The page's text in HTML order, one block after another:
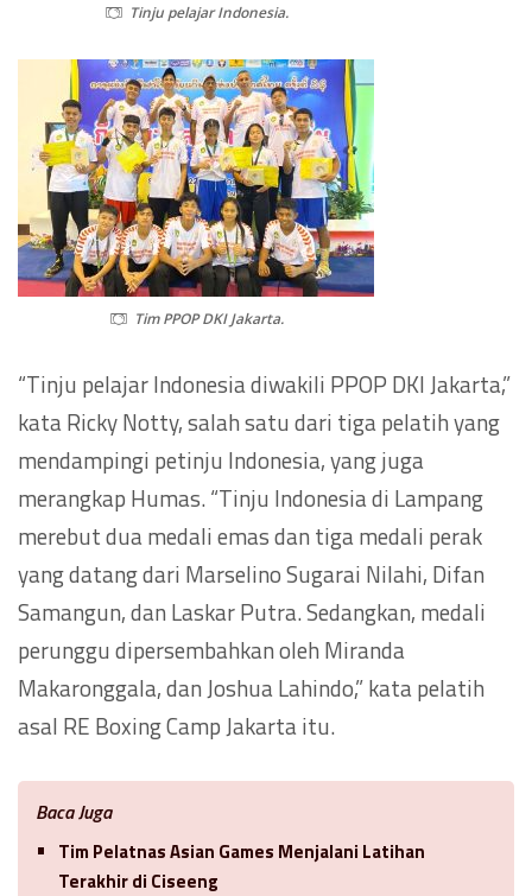
Tinju pelajar Indonesia.
Tim PPOP DKI Jakarta.
“Tinju pelajar Indonesia diwakili PPOP DKI Jakarta,”
kata Ricky Notty, salah satu dari tiga pelatih yang
mendampingi petinju Indonesia, yang juga
merangkap Humas. “Tinju Indonesia di Lampang
merebut dua medali emas dan tiga medali perak
yang datang dari Marselino Sugarai Nilahi, Difan
Samangun, dan Laskar Putra. Sedangkan, medali
perunggu dipersembahkan oleh Miranda
Makaronggala, dan Joshua Lahindo,” kata pelatih
asal RE Boxing Camp Jakarta itu.
Baca Juga
Tim Pelatnas Asian Games Menjalani Latihan
Terakhir di Ciseeng